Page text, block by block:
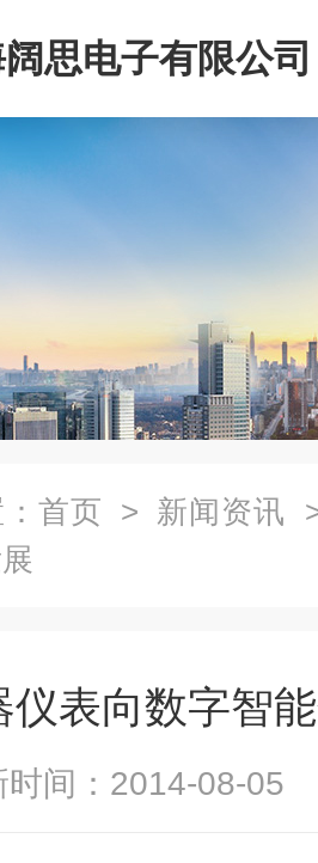
思电子有限公司
首页 > 新闻资讯
仪表向数字智
时间：2014-08-